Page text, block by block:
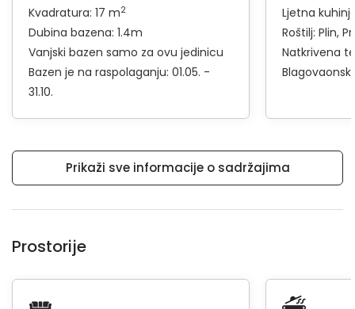
Kvadratura: 17 m2
Dubina bazena: 1.4m
Vanjski bazen samo za ovu jedinicu
Bazen je na raspolaganju: 01.05. -
31.10.
Ljetna
Roštilj: Plin
Natkrivena
Prikaži sve informacije o sadržajima
Prostorije